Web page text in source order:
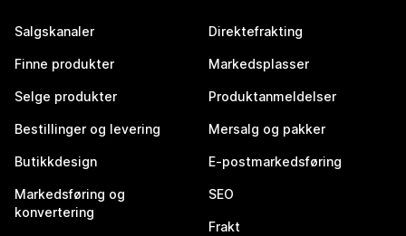
Salgskanaler
Finne produkter
Selge produkter
Bestillinger og levering
Butikkdesign
Markedsføring og
konvertering
Direktefrakting
Markedsplasser
Produktanmeldelser
Mersalg og pakker
E-postmarkedsføring
SEO
Frakt